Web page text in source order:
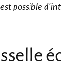
possible